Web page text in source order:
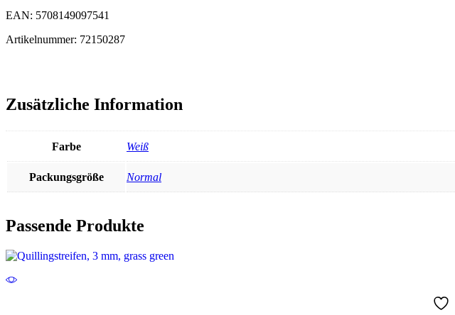
EAN: 5708149097541
Artikelnummer: 72150287
Zusätzliche Information
Farbe Weiß
Packungsgröße Normal
Passende Produkte